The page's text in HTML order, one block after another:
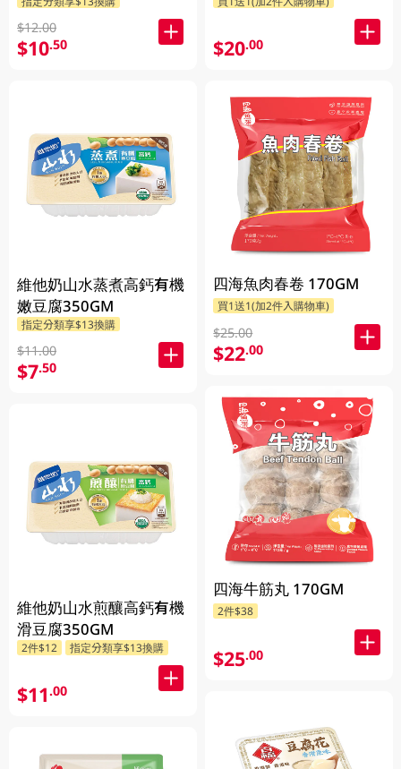
$12.00
$10.50
維他奶山水蒸煮高鈣有機
嫩豆腐350GM
指定分類享$13換購
$11.00
$7.50
維他奶山水煎釀高鈣有機
滑豆腐350GM
2件$12 指定分類享$13換購
$11.00
$20.00
四海魚肉春卷 170GM
買1送1(加2件入購物車)
$25.00
$22.00
四海牛筋丸 170GM
2件$38
$25.00